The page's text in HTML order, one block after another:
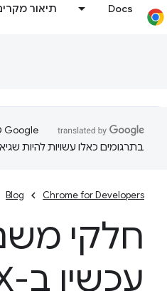
Docs תיאור
בתרגומים כאלו עשויות להיות
Chrome for Developers
Blog
עכשיו ב-Cr